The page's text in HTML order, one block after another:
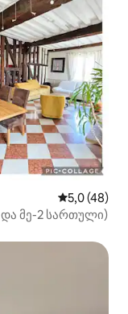
საშუალო
5,0 (48)
მე-2 სართული)